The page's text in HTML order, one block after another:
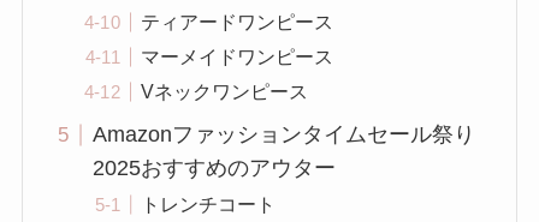
ティアードワンピース
マーメイドワンピース
Vネックワンピース
Amazonファッションタイムセール祭り
2025おすすめのアウター
トレンチコート